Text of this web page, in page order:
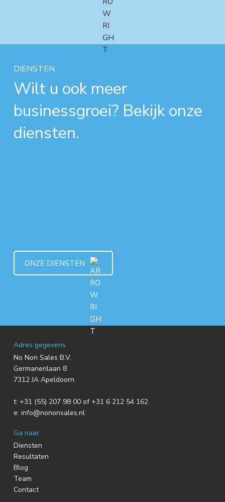
DIENSTEN
Wilt u ook meer
businessgroei? Bekijk onze
diensten.
ONZE DIENSTEN
F
o
o
t
e
r
Adres gegevens
No Non Sales B.V.
Germanenlaan 8
7312 JA Apeldoorn
t: +31 (55) 207 98 00 of +31 6 212 54 162
e: info@nononsales.nl
Ga naar
Diensten
Resultaten
Blog
Team
Contact